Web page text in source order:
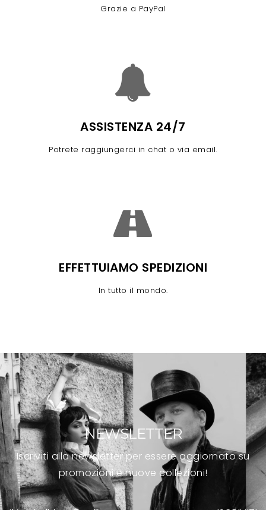
Grazie a PayPal
ASSISTENZA 24/7
Potrete raggiungerci in chat o via email.
EFFETTUIAMO SPEDIZIONI
In tutto il mondo.
NEWSLETTER
Iscriviti alla newsletter per essere aggiornato su
promozioni e nuove collezioni!